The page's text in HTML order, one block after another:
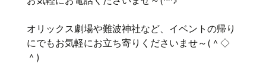
オリックス劇場や難波神社など、イベントの帰り
にでもお気軽にお立ち寄りくださいませ～(＾◇
＾)